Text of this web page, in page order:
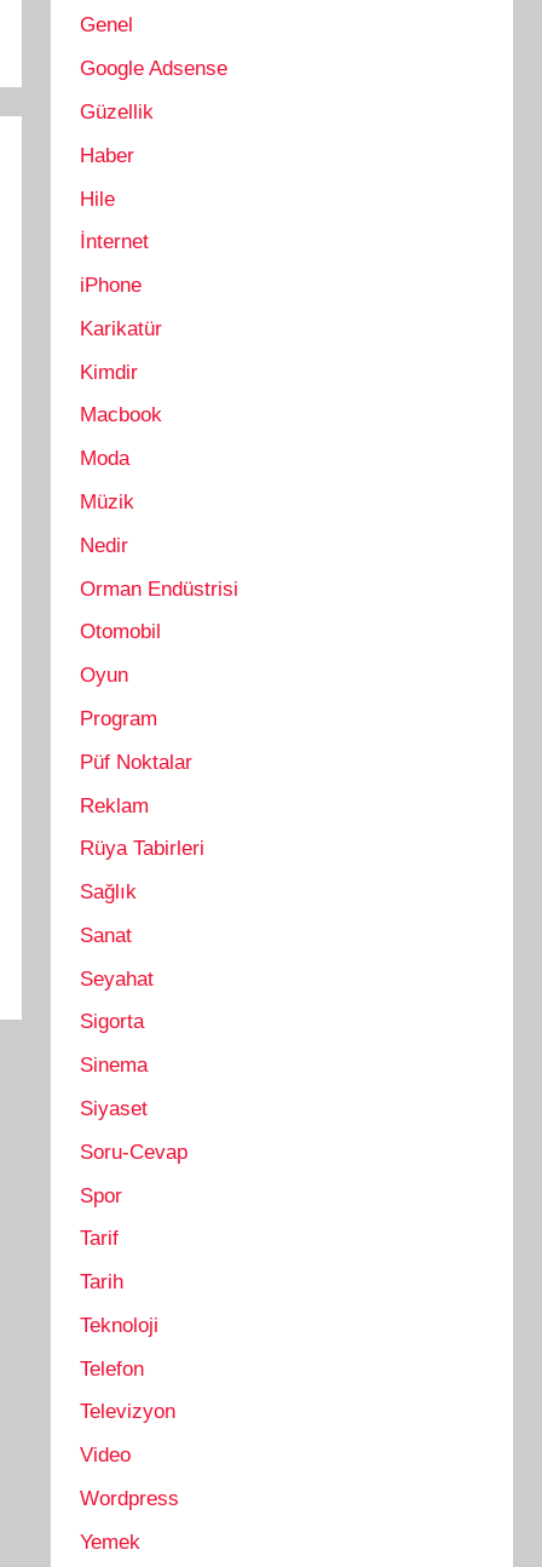
Genel
Google Adsense
Güzellik
Haber
Hile
İnternet
iPhone
Karikatür
Kimdir
Macbook
Moda
Müzik
Nedir
Orman Endüstrisi
Otomobil
Oyun
Program
Püf Noktalar
Reklam
Rüya Tabirleri
Sağlık
Sanat
Seyahat
Sigorta
Sinema
Siyaset
Soru-Cevap
Spor
Tarif
Tarih
Teknoloji
Telefon
Televizyon
Video
Wordpress
Yemek